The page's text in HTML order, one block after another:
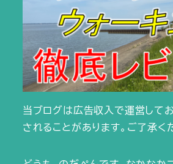
当ブログは広告収入で運営して
されることがあります。ご了承く